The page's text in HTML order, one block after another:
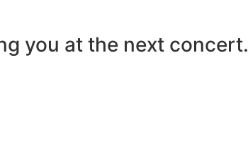
you at the next concert.